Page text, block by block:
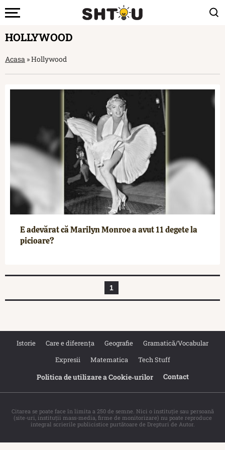
HOLLYWOOD
Acasa »Hollywood
E adevărat că Marilyn Monroe a avut 11 degete la
picioare?
1
Istorie Care e diferența Geografie
Gramatică/Vocabular
Expresii
Matematica Tech Stuff
Politica de utilizare a Cookie‐urilor Contact
Citarea se poate face în limita a 250 de semne. Nici o instituţie sau persoană
(site-uri, instituţii mass-media, firme de monitorizare) nu poate reproduce
integral scrierile publicistice purtătoare de Drepturi de Autor.